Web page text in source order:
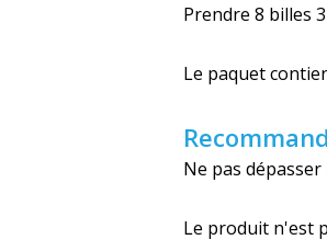
Prendre 8 billes
Le paquet
Ne pas
Le produit n'est